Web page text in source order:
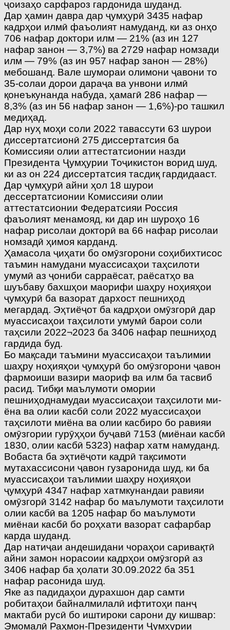
ҷоизаҳо сарфароз гардонида шуданд.
Дар ҳамин давра дар ҷумҳурӣ 3435 нафар
кадрҳои илмӣ фаъолият намуданд, ки аз онҳо
706 нафар доктори илм — 21% (аз ин 127
нафар занон — 3,7%) ва 2729 нафар номзади
илм — 79% (аз ин 957 нафар занон — 28%)
мебошанд. Вале шумораи олимони ҷавони то
35-солаи дорои дараҷа ва унвони илмӣ
қонеъкунанда набуда, ҳамагӣ 286 нафар —
8,3% (аз ин 56 нафар занон — 1,6%)-ро ташкил
медиҳад.
Дар нуҳ моҳи соли 2022 тавассути 63 шурои
диссертатсионӣ 275 диссертатсия ба
Комиссияи олии аттестатсионии назди
Президента Ҷумҳурии Тоҷикистон ворид шуд,
ки аз он 224 диссертатсия тасдиқ гардидааст.
Дар ҷумҳурӣ айни ҳол 18 шурои
дессертатсионии Комиссияи олии
аттестатсионии Федератсияи Россия
фаъолият менамояд, ки дар ин шуроҳо 16
нафар рисолаи докторӣ ва 66 нафар рисолаи
номзадӣ ҳимоя карданд.
Ҳамасола ҷиҳати бо омӯзгорони соҳибихтисос
таъмин намудани муассисаҳои таҳсилоти
умумӣ аз ҷониби сарраёсат, раёсатҳо ва
шуъбаву бахшҳои маорифи шаҳру ноҳияҳои
ҷумҳурӣ ба вазорат дархост пешниҳод
мегардад. Эҳтиёҷот ба кадрҳои омӯзгорӣ дар
муассисаҳои таҳсилоти умумӣ барои соли
таҳсили 2022¬2023 ба 3406 нафар пешниҳод
гардида буд.
Бо мақсади таъмини муассисаҳои таълимии
шаҳру ноҳияҳои ҷумҳурӣ бо омӯзгорони ҷавон
фармоиши вазири маориф ва илм ба тасвиб
расид. Тибқи маълумоти омории
пешниҳоднамудаи муассисаҳои таҳсилоти ми-
ёна ва олии касбӣ соли 2022 муассисаҳои
таҳсилоти миёна ва олии касбиро бо равияи
омӯзгории гурӯҳҳои буҷавӣ 7153 (миёнаи касбӣ
1830, олии касбӣ 5323) нафар хатм намуданд.
Вобаста ба эҳтиёҷоти кадрӣ тақсимоти
мутахассисони ҷавон гузаронида шуд, ки ба
муассисаҳои таълимии шаҳру ноҳияҳои
ҷумҳурӣ 4347 нафар хатмкунандаи равияи
омӯзгорӣ 3142 нафар бо маълумоти таҳсилоти
олии касбӣ ва 1205 нафар бо маълумоти
миёнаи касбӣ бо роҳхати вазорат сафарбар
карда шуданд.
Дар натиҷаи андешидани чораҳои саривақтӣ
айни замон норасоии кадрҳои омӯзгорӣ аз
3406 нафар ба ҳолати 30.09.2022 ба 351
нафар расонида шуд.
Яке аз падидаҳои дурахшон дар самти
робитаҳои байналмилалӣ ифтитоҳи панҷ
мактаби русӣ бо иштироки сарони ду кишвар:
Эмомалӣ Раҳмон-Президенти Ҷумҳурии